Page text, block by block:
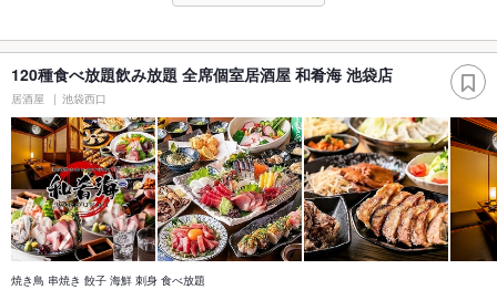
120種食べ放題飲み放題 全席個室居酒屋 和肴海 池袋店
居酒屋 池袋西口
焼き鳥 串焼き 餃子 海鮮 刺身 食べ放題